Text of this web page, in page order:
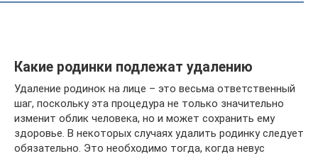
Какие родинки подлежат удалению
Удаление родинок на лице – это весьма ответственный
шаг, поскольку эта процедура не только значительно
изменит облик человека, но и может сохранить ему
здоровье. В некоторых случаях удалить родинку следует
обязательно. Это необходимо тогда, когда невус